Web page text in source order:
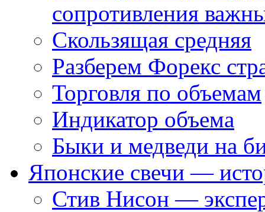
сопротивления
Скользящая средняя
Разберем Форекс
Торговля по объемам
Индикатор объема
Быки и медведи на
Японские свечи —
Стив Нисон —